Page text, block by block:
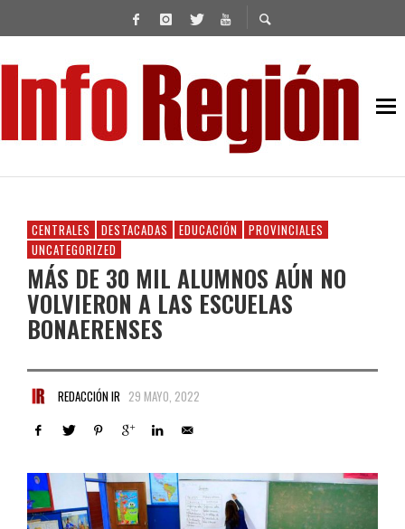
CENTRALES DESTACADAS EDUCACIÓN
PROVINCIALES
UNCATEGORIZED
MÁS DE 30 MIL ALUMNOS AÚN NO
VOLVIERON A LAS ESCUELAS
BONAERENSES
REDACCIÓN IR 29 MAYO, 2022